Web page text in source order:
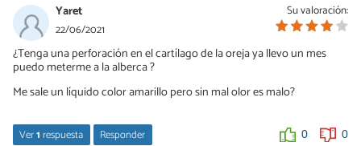
Su valoración:
Yaret
22/06/2021
¿Tenga una perforación en el cartílago de la oreja ya llevo un mes
puedo meterme a la alberca ?
Me sale un líquido color amarillo pero sin mal olor es malo?
Ver1respuesta Responder 0 0